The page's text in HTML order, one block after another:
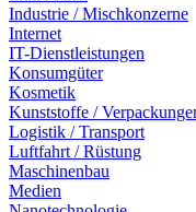
Industrie / Mischkonzerne
Internet
IT-Dienstleistungen
Konsumgüter
Kosmetik
Kunststoffe /
Logistik / Transport
Luftfahrt / Rüstung
Maschinenbau
Medien